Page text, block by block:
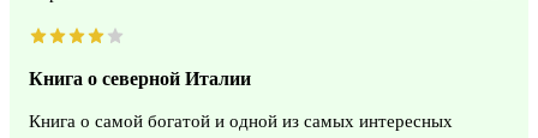
Книга о северной Италии
Книга о самой богатой и одной из самых интересных